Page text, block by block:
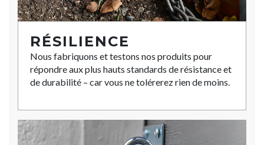
RÉSILIENCE
Nous fabriquons et testons nos produits pour
répondre aux plus hauts standards de résistance et
de durabilité – car vous ne tolérerez rien de moins.